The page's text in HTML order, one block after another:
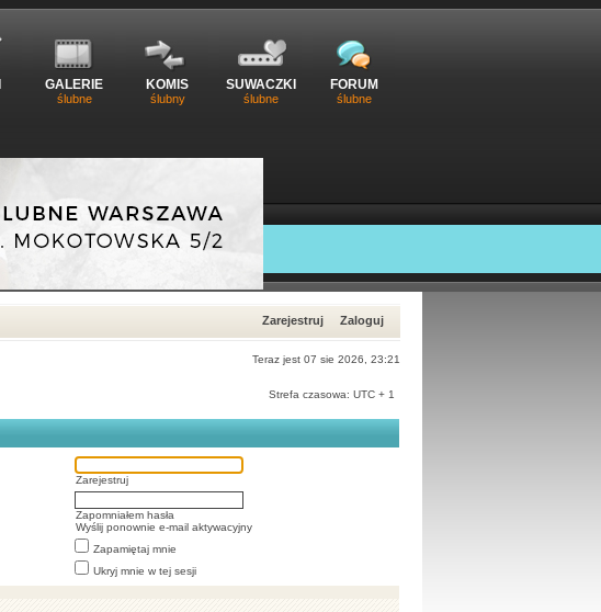
GALERIE
ślubne
KOMIS
ślubny
SUWACZKI
ślubne
FORUM
ślubne
Zarejestruj Zaloguj
Teraz jest 07 sie 2026, 23:21
Strefa czasowa: UTC + 1
Zarejestruj
Zapomniałem hasła
Wyślij ponownie e-mail aktywacyjny
Zapamiętaj mnie
Ukryj mnie w tej sesji